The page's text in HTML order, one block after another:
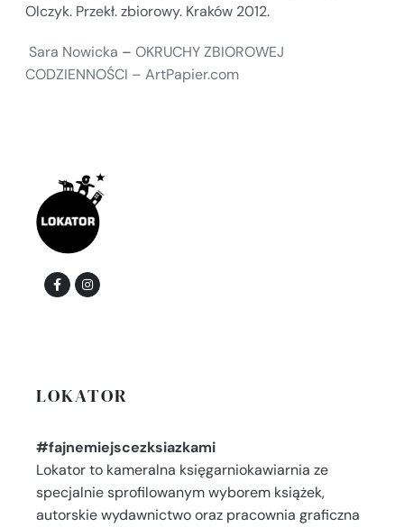
Olczyk. Przekł. zbiorowy. Kraków 2012.
Sara Nowicka – OKRUCHY ZBIOROWEJ
CODZIENNOŚCI – ArtPapier.com
LOKATOR
#fajnemiejscezksiazkami
Lokator to kameralna księgarniokawiarnia ze
specjalnie sprofilowanym wyborem książek,
autorskie wydawnictwo oraz pracownia graficzna